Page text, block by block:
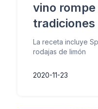
vino
tradiciones
La receta incluye
rodajas de limón
2020-11-23